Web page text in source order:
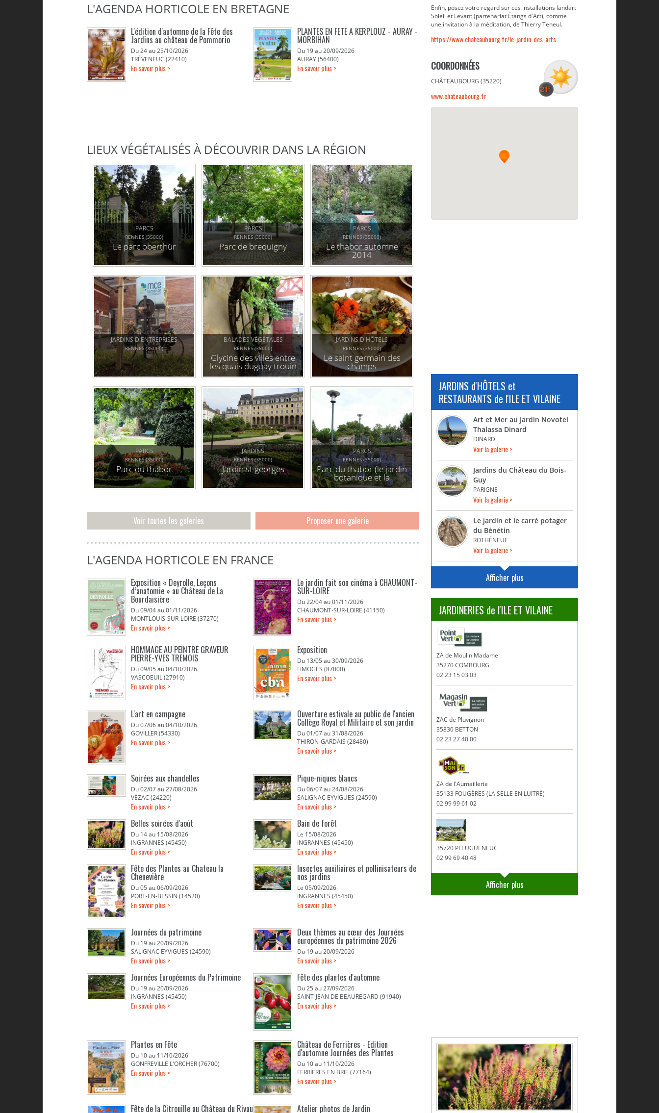
Enfin, posez votre regard sur ces installations landart
Soleil et Levant (partenariat Étangs d'Art), comme
une invitation à la méditation, de Thierry Teneul.
https://www.chateaubourg.fr/le-jardin-des-arts
COORDONNÉES
CHÂTEAUBOURG (35220)
www.chateaubourg.fr
L'AGENDA HORTICOLE EN BRETAGNE
L'édition d'automne de la Fête des
Jardins au château de Pommorio
Du 24 au 25/10/2026
TRÉVENEUC (22410)
En savoir plus >
PLANTES EN FETE A KERPLOUZ - AURAY -
MORBIHAN
Du 19 au 20/09/2026
AURAY (56400)
En savoir plus >
LIEUX VÉGÉTALISÉS À DÉCOUVRIR DANS LA RÉGION
PARCS
RENNES (35000)
Le parc oberthür
PARCS
RENNES (35000)
Parc de brequigny
PARCS
RENNES (35000)
Le thabor automne
2014
JARDINS D'ENTREPRISES
RENNES (35000)
BALADES VÉGÉTALES
RENNES (35000)
Glycine des villes entre
les quais duguay trouin
et la place des lices
JARDINS D'HÔTELS
RENNES (35000)
Le saint germain des
champs
PARCS
RENNES (35000)
Parc du thabor
JARDINS
RENNES (35000)
Jardin st georges
PARCS
RENNES (35000)
Parc du thabor (le jardin
botanique et la
roseraie)
Voir toutes les galeries Proposer une galerie
L'AGENDA HORTICOLE EN FRANCE
Exposition « Deyrolle, Leçons
d’anatomie » au Château de La
Bourdaisière
Du 09/04 au 01/11/2026
MONTLOUIS-SUR-LOIRE (37270)
En savoir plus >
Le jardin fait son cinéma à CHAUMONT-
SUR-LOIRE
Du 22/04 au 01/11/2026
CHAUMONT-SUR-LOIRE (41150)
En savoir plus >
HOMMAGE AU PEINTRE GRAVEUR
PIERRE-YVES TREMOIS
Du 09/05 au 04/10/2026
VASCOEUIL (27910)
En savoir plus >
Exposition
Du 13/05 au 30/09/2026
LIMOGES (87000)
En savoir plus >
L'art en campagne
Du 07/06 au 04/10/2026
GOVILLER (54330)
En savoir plus >
Ouverture estivale au public de l'ancien
Collège Royal et Militaire et son jardin
Du 01/07 au 31/08/2026
THIRON-GARDAIS (28480)
En savoir plus >
Soirées aux chandelles
Du 02/07 au 27/08/2026
VÉZAC (24220)
En savoir plus >
Pique-niques blancs
Du 06/07 au 24/08/2026
SALIGNAC EYVIGUES (24590)
En savoir plus >
Belles soirées d'août
Du 14 au 15/08/2026
INGRANNES (45450)
En savoir plus >
Bain de forêt
Le 15/08/2026
INGRANNES (45450)
En savoir plus >
Fête des Plantes au Chateau la
Chenevière
Du 05 au 06/09/2026
PORT-EN-BESSIN (14520)
En savoir plus >
Insectes auxiliaires et pollinisateurs de
nos jardins
Le 05/09/2026
INGRANNES (45450)
En savoir plus >
Journées du patrimoine
Du 19 au 20/09/2026
SALIGNAC EYVIGUES (24590)
En savoir plus >
Deux thèmes au cœur des Journées
européennes du patrimoine 2026
Du 19 au 20/09/2026
En savoir plus >
Journées Européennes du Patrimoine
Du 19 au 20/09/2026
INGRANNES (45450)
En savoir plus >
Fête des plantes d'automne
Du 25 au 27/09/2026
SAINT-JEAN DE BEAUREGARD (91940)
En savoir plus >
Plantes en Fête
Du 10 au 11/10/2026
GONFREVILLE L'ORCHER (76700)
En savoir plus >
Château de Ferrières - Edition
d'automne Journées des Plantes
Du 10 au 11/10/2026
FERRIERES EN BRIE (77164)
En savoir plus >
Fête de la Citrouille au Château du Rivau Atelier photos de Jardin
JARDINS d'HÔTELS et
RESTAURANTS de l'ILE ET VILAINE
Art et Mer au Jardin Novotel
Thalassa Dinard
DINARD
Voir la galerie >
Jardins du Château du Bois-
Guy
PARIGNE
Voir la galerie >
Le jardin et le carré potager
du Bénétin
ROTHÉNEUF
Voir la galerie >
Afficher plus
JARDINERIES de l'ILE ET VILAINE
ZA de Moulin Madame
35270 COMBOURG
02 23 15 03 03
ZAC de Pluvignon
35830 BETTON
02 23 27 40 00
ZA de l'Aumaillerie
35133 FOUGÈRES (LA SELLE EN LUITRÉ)
02 99 99 61 02
35720 PLEUGUENEUC
02 99 69 40 48
Afficher plus